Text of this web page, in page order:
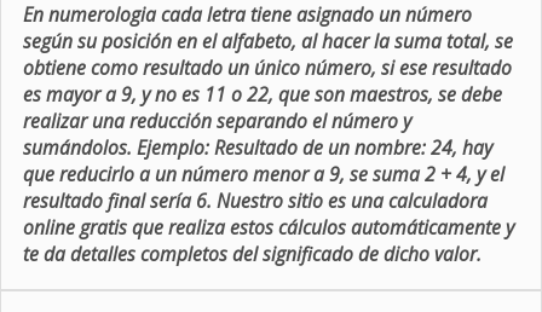
En numerologia cada letra tiene asignado un número
según su posición en el alfabeto, al hacer la suma total, se
obtiene como resultado un único número, si ese resultado
es mayor a 9, y no es 11 o 22, que son maestros, se debe
realizar una reducción separando el número y
sumándolos. Ejemplo: Resultado de un nombre: 24, hay
que reducirlo a un número menor a 9, se suma 2 + 4, y el
resultado final sería 6. Nuestro sitio es una calculadora
online gratis que realiza estos cálculos automáticamente y
te da detalles completos del significado de dicho valor.